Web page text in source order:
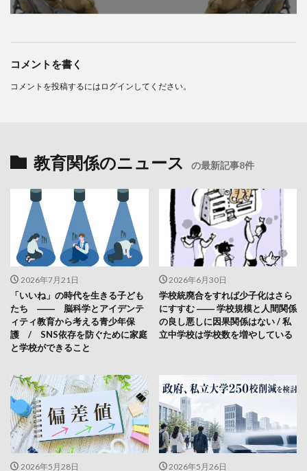
コメントを書く
コメントを投稿するには ログイン してください。
教育関係のニュース の最新記事8件
2026年7月21日
「いいね」の時代を生きる子ども
たち ―― 脳科学とアイデンテ
ィティ教育から考える青少年保
護 / SNS依存を防ぐために家庭
と学校ができること
2026年6月30日
学校統廃合をすれば少子化はさら
にすすむ ―― 学校規模と人間関係
の良し悪しに因果関係はない / 私
立中学校は学校数を増やしている
2026年5月28日 2026年5月26日